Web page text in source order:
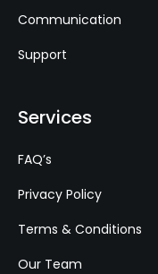
Communication
Support
Services
FAQ’s
Privacy Policy
Terms & Conditions
Our Team